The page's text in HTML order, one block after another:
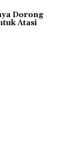
Dorong
Atasi